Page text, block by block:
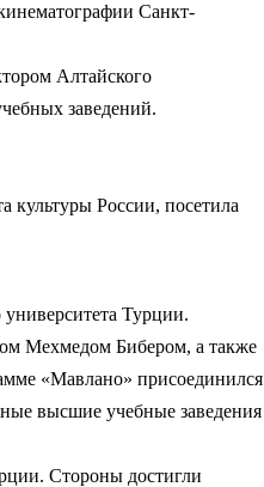
Санкт-
Алтайского
заведений.
культуры России, посетила
университета Турции.
Мехмедом Бибером, а также
«Мавлано» присоединился
высшие учебные заведения
Стороны достигли